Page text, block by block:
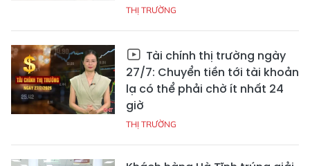
THỊ TRƯỜNG
Tài chính thị trường ngày
27/7: Chuyển tiền tới tài khoản
lạ có thể phải chờ ít nhất 24
giờ
THỊ TRƯỜNG